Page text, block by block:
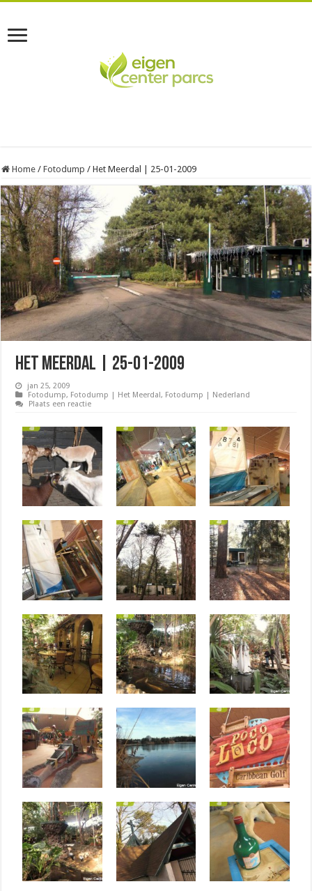
Home / Fotodump / Het Meerdal | 25-01-2009
Het Meerdal | 25-01-2009
jan 25, 2009
Fotodump, Fotodump | Het Meerdal, Fotodump | Nederland
Plaats een reactie